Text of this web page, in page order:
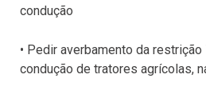
condução
• Pedir averbamento da
condução de tratores agrícolas,